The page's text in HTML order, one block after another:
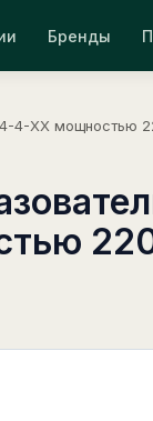
Бренды
4-XX мощностью